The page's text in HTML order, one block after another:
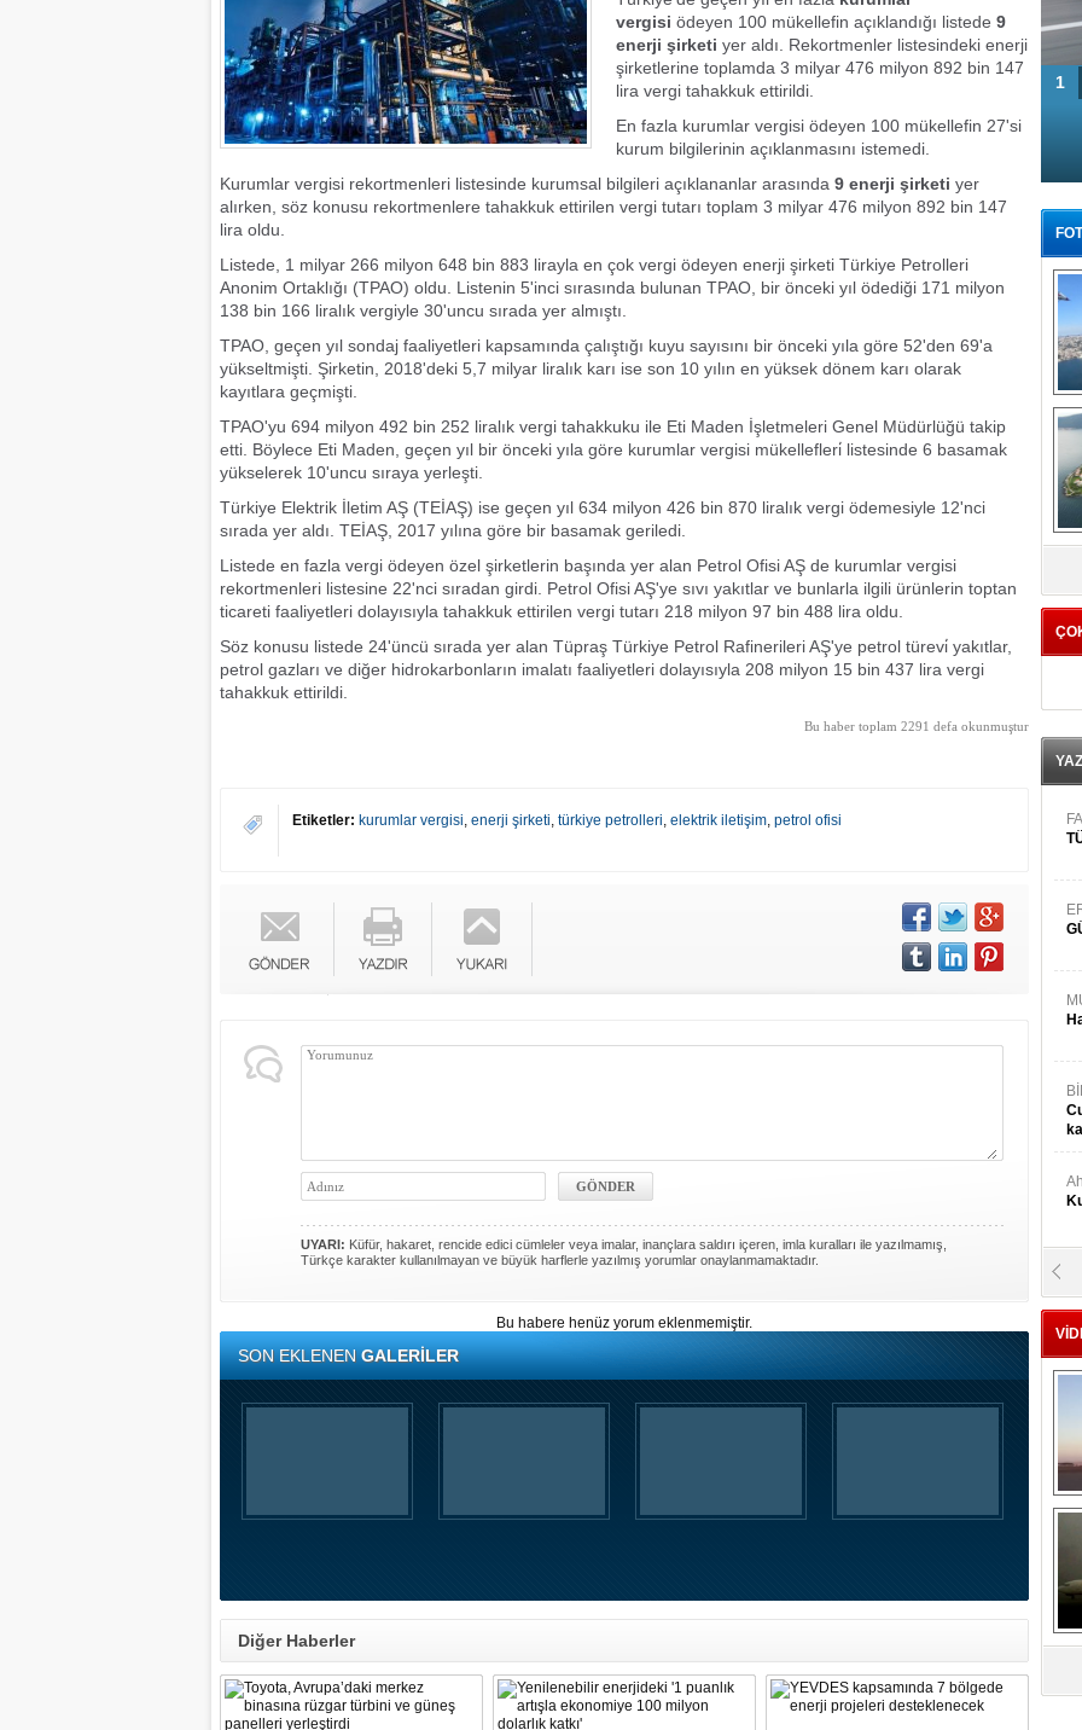
vergisi ödeyen 100 mükellefin açıklandığı listede 9
enerji şirketi yer aldı. Rekortmenler listesindeki enerji
şirketlerine toplamda 3 milyar 476 milyon 892 bin 147
lira vergi tahakkuk ettirildi.
En fazla kurumlar vergisi ödeyen 100 mükellefin 27'si
kurum bilgilerinin açıklanmasını istemedi.
Kurumlar vergisi rekortmenleri listesinde kurumsal bilgileri açıklananlar arasında 9 enerji şirketi yer
alırken, söz konusu rekortmenlere tahakkuk ettirilen vergi tutarı toplam 3 milyar 476 milyon 892 bin 147
lira oldu.
Listede, 1 milyar 266 milyon 648 bin 883 lirayla en çok vergi ödeyen enerji şirketi Türkiye Petrolleri
Anonim Ortaklığı (TPAO) oldu. Listenin 5'inci sırasında bulunan TPAO, bir önceki yıl ödediği 171 milyon
138 bin 166 liralık vergiyle 30'uncu sırada yer almıştı.
TPAO, geçen yıl sondaj faaliyetleri kapsamında çalıştığı kuyu sayısını bir önceki yıla göre 52'den 69'a
yükseltmişti. Şirketin, 2018'deki 5,7 milyar liralık karı ise son 10 yılın en yüksek dönem karı olarak
kayıtlara geçmişti.
TPAO'yu 694 milyon 492 bin 252 liralık vergi tahakkuku ile Eti Maden İşletmeleri Genel Müdürlüğü takip
etti. Böylece Eti Maden, geçen yıl bir önceki yıla göre kurumlar vergisi mükellefleri̇ listesinde 6 basamak
yükselerek 10'uncu sıraya yerleşti.
Türkiye Elektrik İletim AŞ (TEİAŞ) ise geçen yıl 634 milyon 426 bin 870 liralık vergi ödemesiyle 12'nci
sırada yer aldı. TEİAŞ, 2017 yılına göre bir basamak geriledi.
Listede en fazla vergi ödeyen özel şirketlerin başında yer alan Petrol Ofisi AŞ de kurumlar vergisi
rekortmenleri listesine 22'nci sıradan girdi. Petrol Ofisi AŞ'ye sıvı yakıtlar ve bunlarla ilgili ürünlerin toptan
ticareti faaliyetleri dolayısıyla tahakkuk ettirilen vergi tutarı 218 milyon 97 bin 488 lira oldu.
Söz konusu listede 24'üncü sırada yer alan Tüpraş Türkiye Petrol Rafinerileri AŞ'ye petrol türevi̇ yakıtlar,
petrol gazları ve diğer hidrokarbonların imalatı faaliyetleri dolayısıyla 208 milyon 15 bin 437 lira vergi
tahakkuk ettirildi.
Bu haber toplam 2291 defa okunmuştur
Etiketler: kurumlar vergisi, enerji şirketi, türkiye petrolleri, elektrik iletişim, petrol ofisi
UYARI: Küfür, hakaret, rencide edici cümleler veya imalar, inançlara saldırı içeren, imla kuralları ile yazılmamış,
Türkçe karakter kullanılmayan ve büyük harflerle yazılmış yorumlar onaylanmamaktadır.
Bu habere henüz yorum eklenmemiştir.
SON EKLENENGALERİLER
Diğer Haberler
1